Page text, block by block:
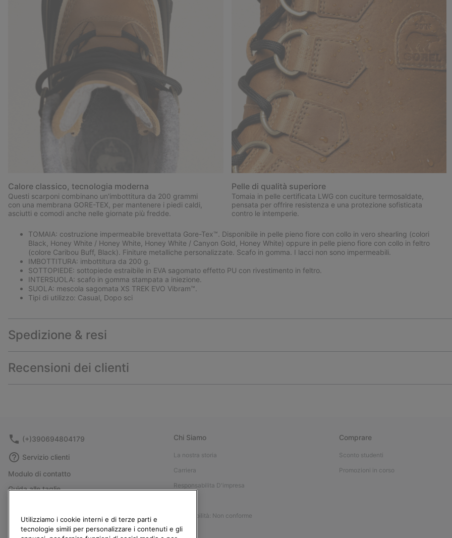
Calore classico, tecnologia moderna
Questi scarponi combinano un'imbottitura da 200 grammi
con una membrana GORE-TEX, per mantenere i piedi caldi,
asciutti e comodi anche nelle giornate più fredde.
Pelle di qualità superiore
Tomaia in pelle certificata LWG con cuciture termosaldate,
pensata per offrire resistenza e una protezione sofisticata
contro le intemperie.
TOMAIA: costruzione impermeabile brevettata Gore-Tex™. Disponibile in pelle pieno fiore con collo in vero shearling (colori
Black, Honey White / Honey White, Honey White / Canyon Gold, Honey White) oppure in pelle pieno fiore con collo in feltro
(colore Caribou Buff, Black). Finiture metalliche personalizzate. Scafo in gomma. I lacci non sono impermeabili.
IMBOTTITURA: imbottitura da 200 g.
SOTTOPIEDE: sottopiede estraibile in EVA sagomato effetto PU con rivestimento in feltro.
INTERSUOLA: scafo in gomma stampata a iniezione.
SUOLA: mescola sagomata XS TREK EVO Vibram™.
Tipi di utilizzo: Casual, Dopo sci
Spedizione & resi
Recensioni dei clienti
(+)390694804179
Servizio clienti
Modulo di contatto
Guida alle taglie
Resi
Recedi dal contratto
Chi Siamo
La nostra storia
Carriera
Responsabilita D'impresa
Accessibilità: Non conforme
Comprare
Sconto studenti
Promozioni in corso
Utilizziamo i cookie interni e di terze parti e
tecnologie simili per personalizzare i contenuti e gli